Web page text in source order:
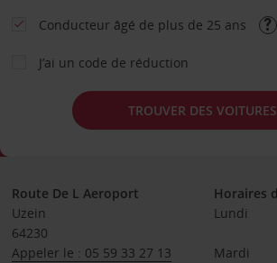
Conducteur âgé de plus de 25 ans
J’ai un code de réduction
TROUVER DES VOITURES
Route De L Aeroport
Uzein
64230
Appeler le : 05 59 33 27 13
Horaires
Lundi
Mardi